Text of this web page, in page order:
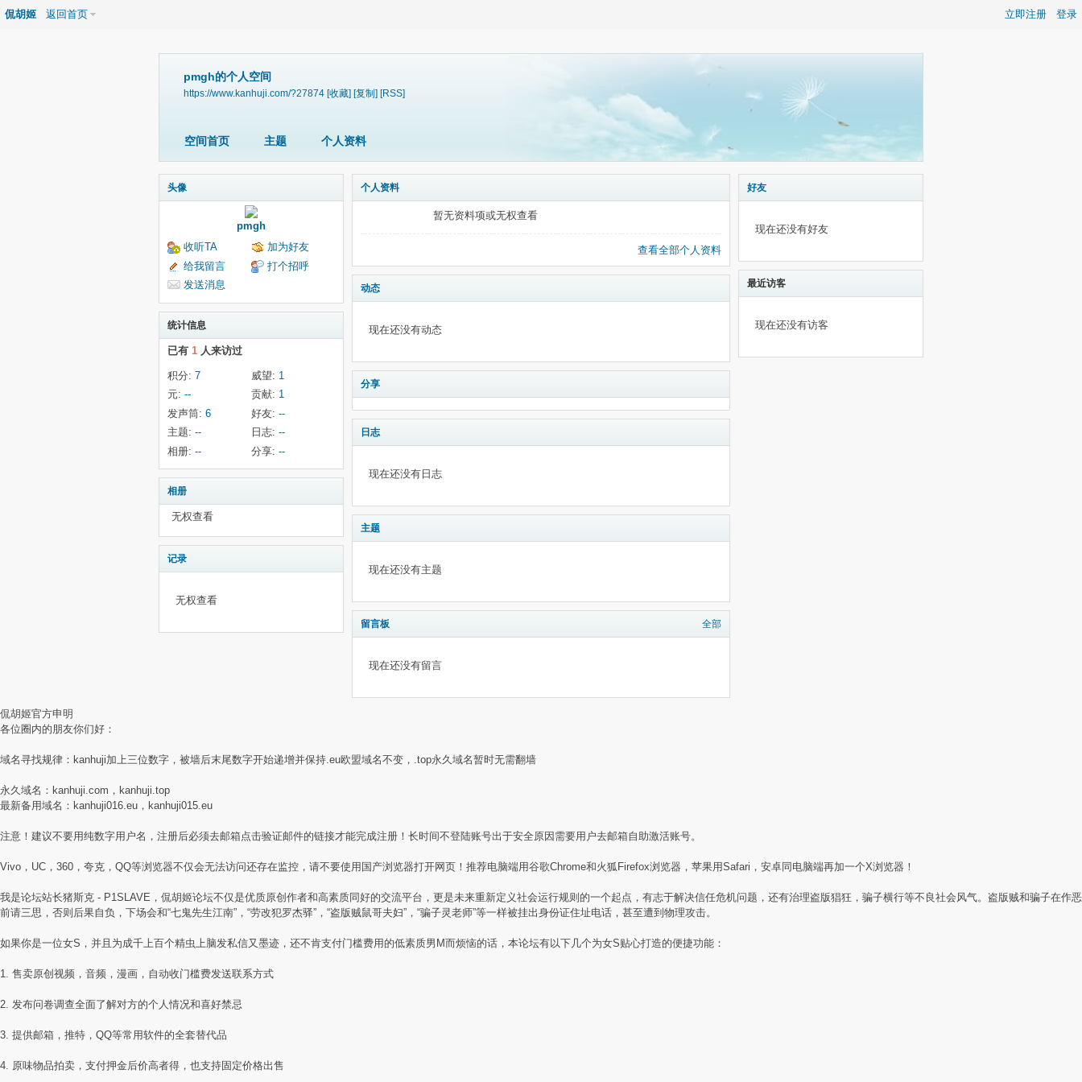
立即注册 登录
侃胡姬 返回首页
pmgh的个人空间
https://www.kanhuji.com/?27874 [收藏] [复制] [RSS]
空间首页 主题 个人资料
头像
pmgh
收听TA
加为好友
给我留言
打个招呼
发送消息
统计信息
已有 1 人来访过
积分: 7 威望: 1
元: -- 贡献: 1
发声筒: 6 好友: --
主题: -- 日志: --
相册: -- 分享: --
相册
无权查看
记录
无权查看
个人资料
暂无资料项或无权查看
查看全部个人资料
动态
现在还没有动态
分享
日志
现在还没有日志
主题
现在还没有主题
留言板 全部
现在还没有留言
好友
现在还没有好友
最近访客
现在还没有访客
侃胡姬官方申明
各位圈内的朋友你们好：
域名寻找规律：kanhuji加上三位数字，被墙后末尾数字开始递增并保持.eu欧盟域名不变，.top永久域名暂时无需翻墙
永久域名：kanhuji.com，kanhuji.top
最新备用域名：kanhuji016.eu，kanhuji015.eu
注意！建议不要用纯数字用户名，注册后必须去邮箱点击验证邮件的链接才能完成注册！长时间不登陆账号出于安全原因需要用户去邮箱自助激活账号。
Vivo，UC，360，夸克，QQ等浏览器不仅会无法访问还存在监控，请不要使用国产浏览器打开网页！推荐电脑端用谷歌Chrome和火狐Firefox浏览器，苹果用Safari，安卓同电脑端再加一个X浏览器！
我是论坛站长猪斯克 - P1SLAVE，侃胡姬论坛不仅是优质原创作者和高素质同好的交流平台，更是未来重新定义社会运行规则的一个起点，有志于解决信任危机问题，还有治理盗版猖狂，骗子横行等不良社会风气。盗版贼和骗子在作恶
前请三思，否则后果自负，下场会和“七鬼先生江南”，“劳改犯罗杰驿”，“盗版贼鼠哥夫妇”，“骗子灵老师”等一样被挂出身份证住址电话，甚至遭到物理攻击。
如果你是一位女S，并且为成千上百个精虫上脑发私信又墨迹，还不肯支付门槛费用的低素质男M而烦恼的话，本论坛有以下几个为女S贴心打造的便捷功能：
1. 售卖原创视频，音频，漫画，自动收门槛费发送联系方式
2. 发布问卷调查全面了解对方的个人情况和喜好禁忌
3. 提供邮箱，推特，QQ等常用软件的全套替代品
4. 原味物品拍卖，支付押金后价高者得，也支持固定价格出售